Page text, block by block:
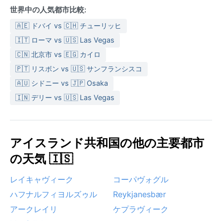
数日続くことも。旅行者は防寒防水のアウター、ウィ
もセーターや帽子を忘れずに。
最も天候が安定するのは6月から8月。白夜のためほぼ
24時間明るく、観光には理想的なシーズンだ。ただ
し、突発的な天候変化が常で、晴れていても急に雨や
強風が襲う。冬（11月〜3月）はオーロラ観測の好機だ
が、吹雪や道路閉鎖に注意が必要。アイスランド特有
秋は曇天が多く、最も訪れにくい時期だが、観光客が
世界中の人気都市比較:
🇦🇪 ドバイ vs 🇨🇭 チューリッヒ
🇮🇹 ローマ vs 🇺🇸 Las Vegas
🇨🇳 北京市 vs 🇪🇬 カイロ
🇵🇹 リスボン vs 🇺🇸 サンフランシスコ
🇦🇺 シドニー vs 🇯🇵 Osaka
🇮🇳 デリー vs 🇺🇸 Las Vegas
アイスランド共和国の他の主要都市
の天気 🇮🇸
レイキャヴィーク
コーパヴォグル
ハフナルフィヨルズゥル
Reykjanesbær
アークレイリ
ケプラヴィーク